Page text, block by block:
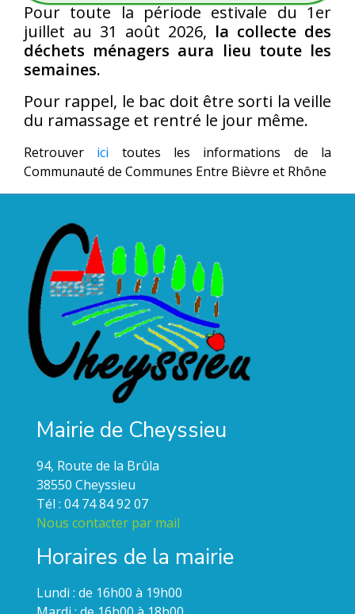
Pour toute la période estivale du 1er
juillet au 31 août 2026, la collecte des
déchets ménagers aura lieu toute les
semaines.
Pour rappel, le bac doit être sorti la veille
du ramassage et rentré le jour même.
Retrouver ici toutes les informations de la
Communauté de Communes Entre Bièvre et Rhône
Mairie de Cheyssieu
94, Route de la Brûla
38550 Cheyssieu
Tél : 04 74 84 92 07
Nous contacter par mail
Horaires de la mairie
Lundi : de 16h00 à 19h00